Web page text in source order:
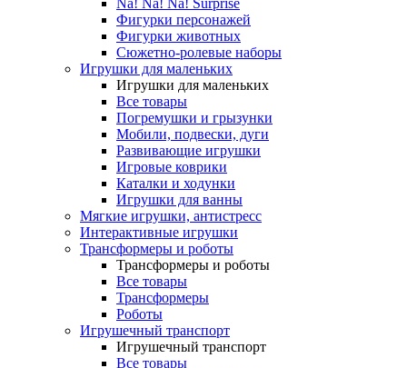
Na! Na! Na! Surprise
Фигурки персонажей
Фигурки животных
Сюжетно-ролевые наборы
Игрушки для маленьких
Игрушки для маленьких
Все товары
Погремушки и грызунки
Мобили, подвески, дуги
Развивающие игрушки
Игровые коврики
Каталки и ходунки
Игрушки для ванны
Мягкие игрушки, антистресс
Интерактивные игрушки
Трансформеры и роботы
Трансформеры и роботы
Все товары
Трансформеры
Роботы
Игрушечный транспорт
Игрушечный транспорт
Все товары